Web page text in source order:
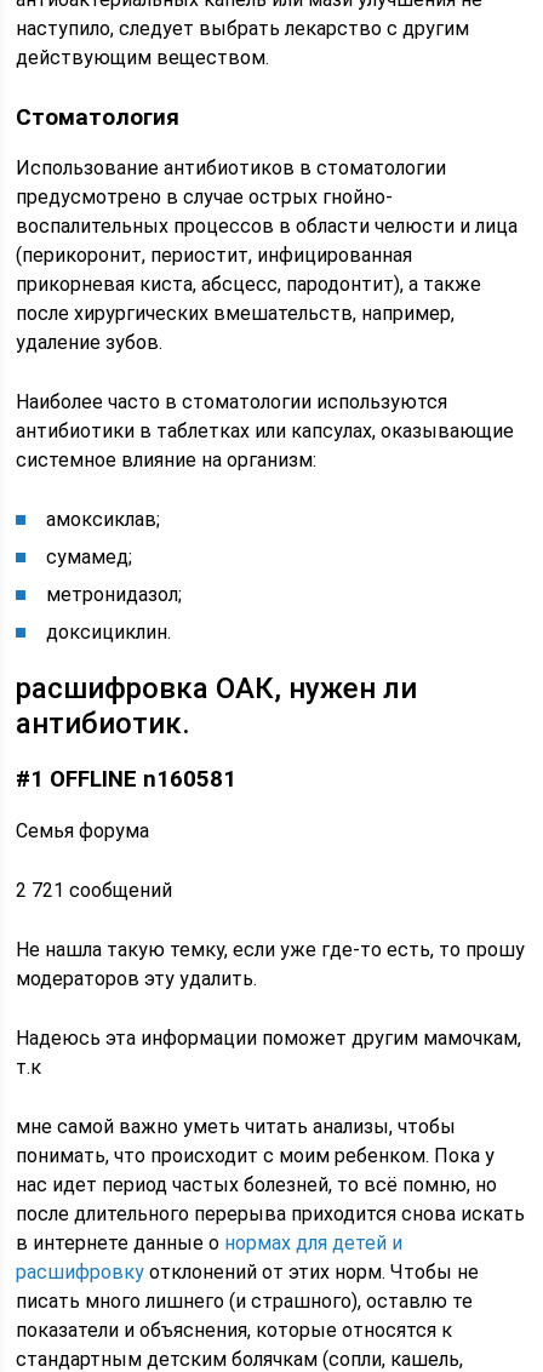
наступило, следует выбрать лекарство с другим
действующим веществом.
Стоматология
Использование антибиотиков в стоматологии
предусмотрено в случае острых гнойно-
воспалительных процессов в области челюсти и лица
(перикоронит, периостит, инфицированная
прикорневая киста, абсцесс, пародонтит), а также
после хирургических вмешательств, например,
удаление зубов.
Наиболее часто в стоматологии используются
антибиотики в таблетках или капсулах, оказывающие
системное влияние на организм:
амоксиклав;
сумамед;
метронидазол;
доксициклин.
расшифровка ОАК, нужен ли
антибиотик.
#1 OFFLINE n160581
Семья форума
2 721 сообщений
Не нашла такую темку, если уже где-то есть, то прошу
модераторов эту удалить.
Надеюсь эта информации поможет другим мамочкам,
т.к
мне самой важно уметь читать анализы, чтобы
понимать, что происходит с моим ребенком. Пока у
нас идет период частых болезней, то всё помню, но
после длительного перерыва приходится снова искать
в интернете данные о нормах для детей и
расшифровку отклонений от этих норм. Чтобы не
писать много лишнего (и страшного), оставлю те
показатели и объяснения, которые относятся к
стандартным детским болячкам (сопли, кашель,